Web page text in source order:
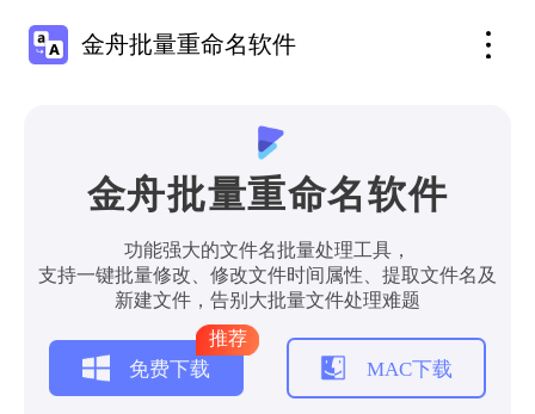
金舟批量重命名软件
金舟批量重命名软件
功能强大的文件名批量处理工具，
支持一键批量修改、修改文件时间属性、提取文件名及
新建文件，告别大批量文件处理难题
免费下载
推荐
MAC下载